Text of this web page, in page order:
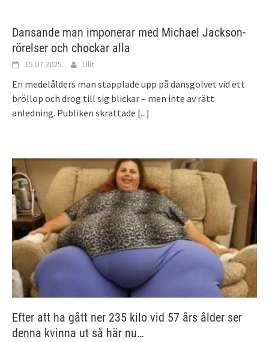
Dansande man imponerar med Michael Jackson-
rörelser och chockar alla
15.07.2025 Lilit
En medelålders man stapplade upp på dansgolvet vid ett
bröllop och drog till sig blickar – men inte av rätt
anledning. Publiken skrattade [...]
Efter att ha gått ner 235 kilo vid 57 års ålder ser
denna kvinna ut så här nu…